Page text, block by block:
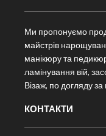
Ми пропонуємо
майстрів
манікюру та
ламінування вій,
Візаж, по догляду
КОНТАКТИ